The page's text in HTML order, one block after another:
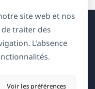
site web et nos
traiter des
L'absence
Voir les préférences